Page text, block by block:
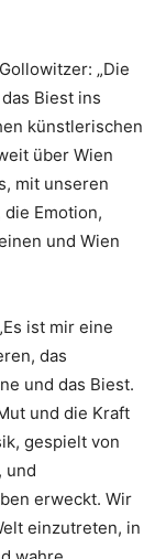
„Die
Biest ins
künstlerischen
über Wien
mit unseren
Emotion,
und Wien
ist mir eine
das
und das Biest.
und die Kraft
gespielt von
und
erweckt. Wir
einzutreten, in